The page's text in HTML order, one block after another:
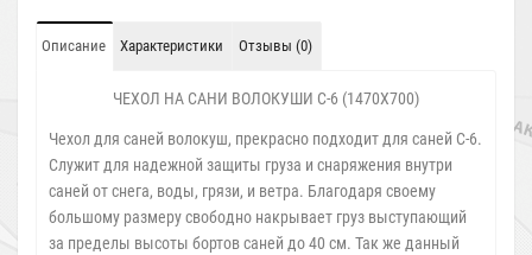
Описание Характеристики Отзывы (0)
ЧЕХОЛ НА САНИ ВОЛОКУШИ С-6 (1470Х700)
Чехол для саней волокуш, прекрасно подходит для саней С-6.
Служит для надежной защиты груза и снаряжения внутри
саней от снега, воды, грязи, и ветра. Благодаря своему
большому размеру свободно накрывает груз выступающий
за пределы высоты бортов саней до 40 см. Так же данный